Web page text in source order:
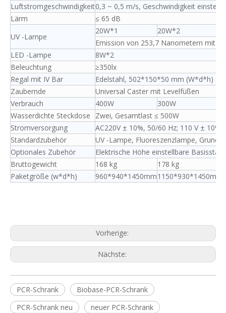
Luftstromgeschwindigkeit0,3 ~ 0,5 m/s, Geschwindigkeit
Lärm
≤ 65 dB
UV -Lampe
20W*1 20W*2
Emission von 253,7 Nanometern mit
LED -Lampe
8W*2
Beleuchtung
≥350lx
Regal mit IV Bar
Edelstahl, 502*150*50 mm (W*d*h)
Zaubernde
Universal Caster mit Levelfüßen
Verbrauch
400W 300W
Wasserdichte Steckdose
Zwei, Gesamtlast ≤ 500W
Stromversorgung
AC220V ± 10%, 50/60 Hz; 110 V ± 10%,
Standardzubehör
UV -Lampe, Fluoreszenzlampe,
Optionales Zubehör
Elektrische Höhe einstellbare
Bruttogewicht
168 kg 178 kg
Paketgröße (w*d*h)
960*940*1450mm1150*930*1450mm
Vorherige:
Nächste:
PCR-Schrank
Biobase-PCR-Schrank
PCR-Schrank neu
neuer PCR-Schrank